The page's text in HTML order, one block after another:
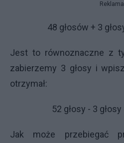
Reklama
48 głosów + 3
Jest to równoznaczne z
zabierzemy 3 głosy i
otrzymał:
52 głosy - 3
Jak może przebiegać